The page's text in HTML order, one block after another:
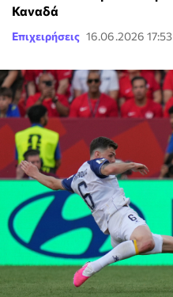
Καναδά
Επιχειρήσεις 16.06.2026 17:53